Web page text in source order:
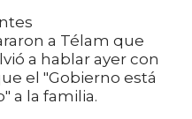
a Télam que
a hablar ayer con
el "Gobierno está
a la familia.